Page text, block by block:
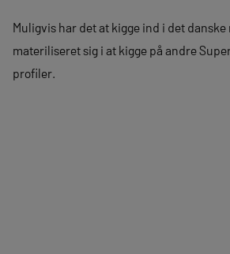
Muligvis har det at kigge ind i det danske
materiliseret sig i at kigge på andre
profiler.